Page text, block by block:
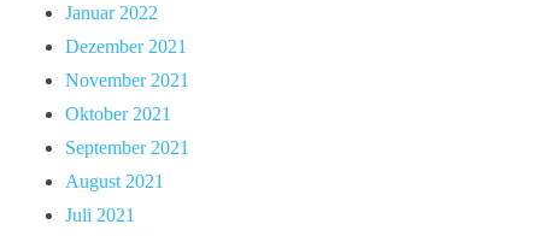
Januar 2022
Dezember 2021
November 2021
Oktober 2021
September 2021
August 2021
Juli 2021